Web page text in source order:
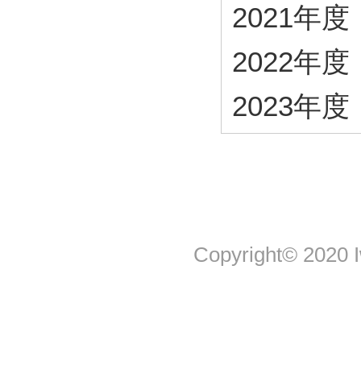
2021年度
2022年度
2023年度
Copyright© 2020